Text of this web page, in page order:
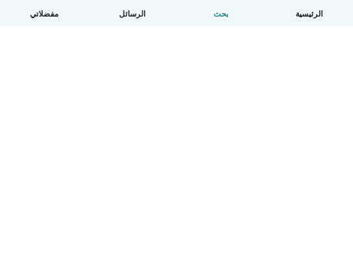
الرئيسية بحث الرسائل مفضلاتي